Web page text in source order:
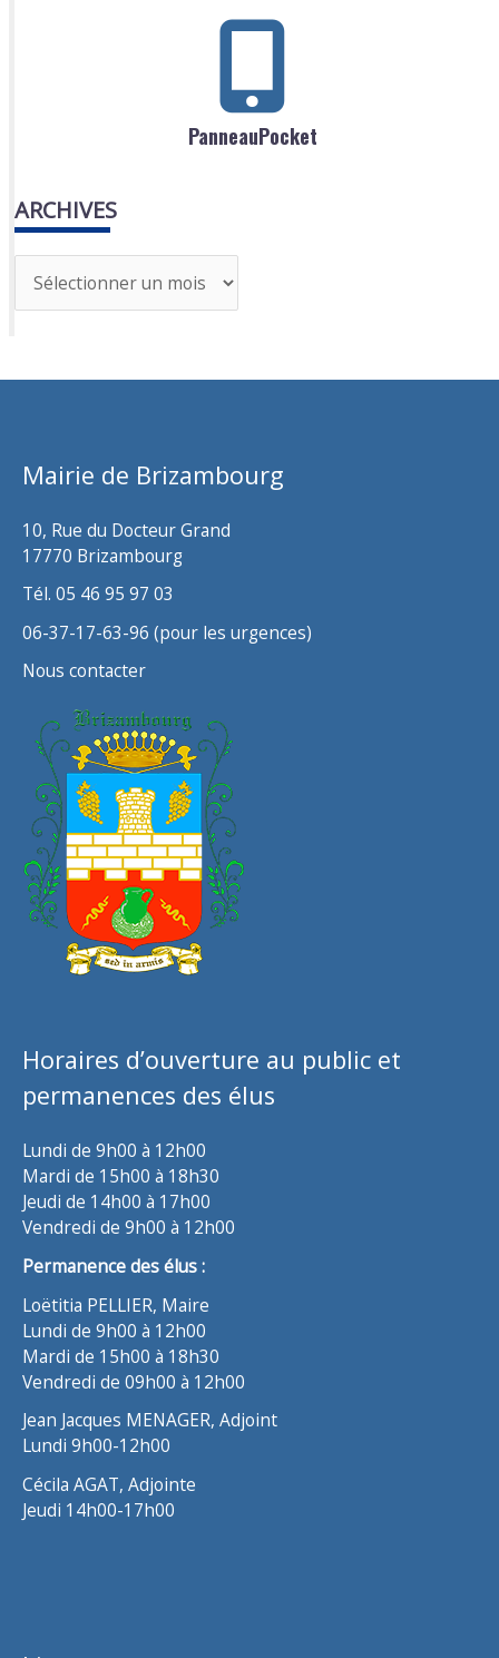
PanneauPocket
ARCHIVES
r
h
Mairie de Brizambourg
10, Rue du Docteur Grand
17770 Brizambourg
Tél. 05 46 95 97 03
06-37-17-63-96 (pour les urgences)
Nous contacter
Horaires d’ouverture au public et
permanences des élus
Lundi de 9h00 à 12h00
Mardi de 15h00 à 18h30
Jeudi de 14h00 à 17h00
Vendredi de 9h00 à 12h00
Permanence des élus :
Loëtitia PELLIER, Maire
Lundi de 9h00 à 12h00
Mardi de 15h00 à 18h30
Vendredi de 09h00 à 12h00
Jean Jacques MENAGER, Adjoint
Lundi 9h00-12h00
Cécila AGAT, Adjointe
Jeudi 14h00-17h00